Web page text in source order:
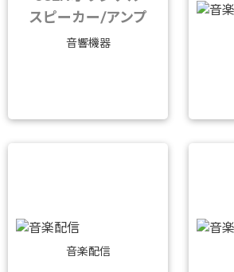
スピーカー/アンプ
音響機器
音楽配信